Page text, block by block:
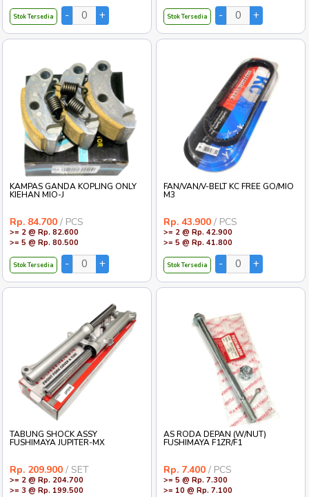
Stok Tersedia Stok Tersedia
KAMPAS GANDA KOPLING ONLY
KIEHAN MIO-J
Rp. 84.700 / PCS
>= 2 @ Rp. 82.600
>= 5 @ Rp. 80.500
Stok Tersedia
FAN/VAN/V-BELT KC FREE GO/MIO
M3
Rp. 43.900 / PCS
>= 2 @ Rp. 42.900
>= 5 @ Rp. 41.800
Stok Tersedia
TABUNG SHOCK ASSY
FUSHIMAYA JUPITER-MX
Rp. 209.900 / SET
>= 2 @ Rp. 204.700
>= 3 @ Rp. 199.500
AS RODA DEPAN (W/NUT)
FUSHIMAYA F1ZR/F1
Rp. 7.400 / PCS
>= 5 @ Rp. 7.300
>= 10 @ Rp. 7.100